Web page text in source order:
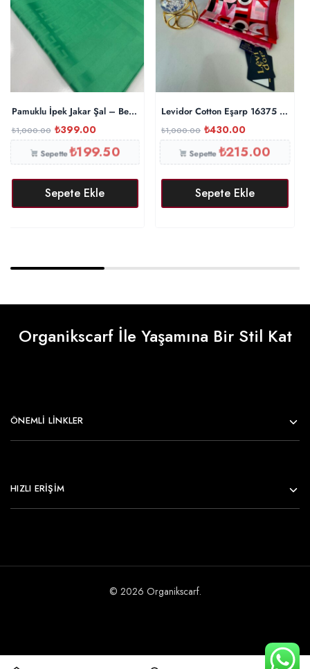
Pamuklu İpek Jakar Şal – Benetton
₺1,000.00 ₺399.00
Sepette₺199.50
Sepete Ekle
Levidor Cotton Eşarp 16375 –
₺1,000.00 ₺430.00
Sepette₺215.00
Sepete Ekle
Organikscarf İle Yaşamına Bir Stil Kat
ÖNEMLI LINKLER
HIZLI ERİŞİM
© 2026 Organikscarf.